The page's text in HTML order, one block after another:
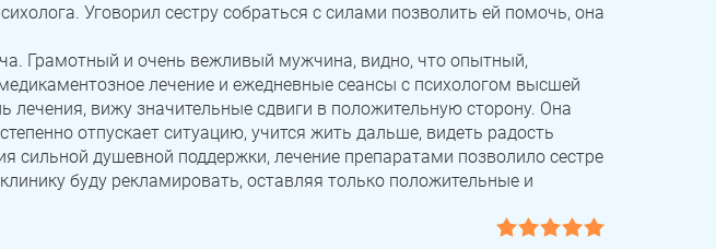
Уговорил сестру собраться с силами позволить ей помочь, она
Грамотный и очень вежливый мужчина, видно, что опытный,
лечение и ежедневные сеансы с психологом высшей
лечения, вижу значительные сдвиги в положительную сторону. Она
отпускает ситуацию, учится жить дальше, видеть радость
сильной душевной поддержки, лечение препаратами позволило сестре
буду рекламировать, оставляя только положительные и